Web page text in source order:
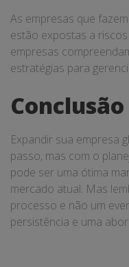
As empresas que
estão expostas a
empresas
estratégias para
Conclusão
Expandir sua empresa
passo, mas com o
pode ser uma ótima
mercado atual. Mas
processo e não um
persistência e uma